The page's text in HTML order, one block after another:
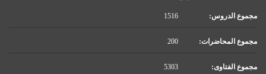
مجموع الدروس:
مجموع المحاضرات:
مجموع الفتاوى: